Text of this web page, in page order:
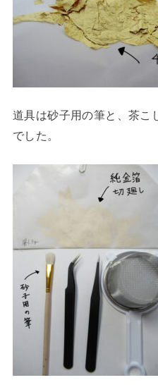
道具は砂子用の筆と、茶こ
でした。